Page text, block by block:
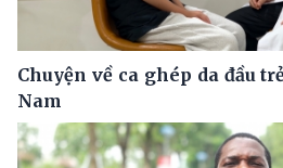
Chuyện về ca ghép da đầu
Nam